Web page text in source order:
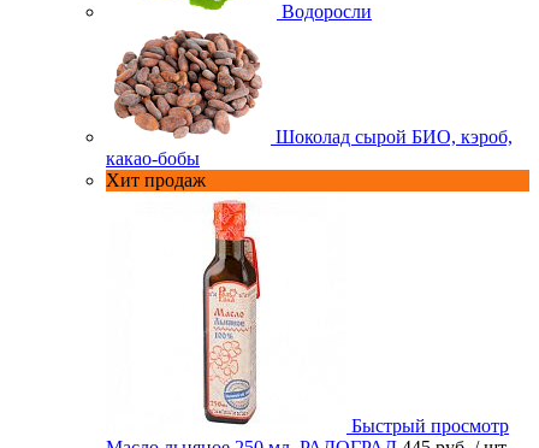
Водоросли
Шоколад сырой БИО, кэроб,
какао-бобы
Хит продаж
Быстрый просмотр